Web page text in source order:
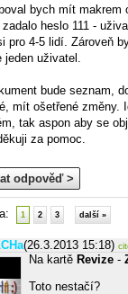
bych mít makrem
zadalo heslo 111 -
pro 4-5 lidí. Zároveň
jeden uživatel.
bude seznam,
mít ošetřené změny.
tak aspon aby se
za pomoc.
odpověď >
1 2 3 další »
(26.3.2013 15:18)
Na kartě Revize -
Toto nestačí?